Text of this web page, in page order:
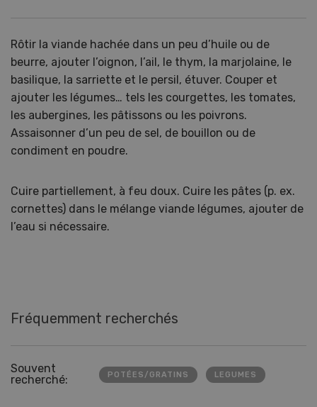
Rôtir la viande hachée dans un peu d’huile ou de
beurre, ajouter l’oignon, l’ail, le thym, la marjolaine, le
basilique, la sarriette et le persil, étuver. Couper et
ajouter les légumes… tels les courgettes, les tomates,
les aubergines, les pâtissons ou les poivrons.
Assaisonner d’un peu de sel, de bouillon ou de
condiment en poudre.
Cuire partiellement, à feu doux. Cuire les pâtes (p. ex.
cornettes) dans le mélange viande légumes, ajouter de
l’eau si nécessaire.
Fréquemment recherchés
Souvent
recherché:
POTÉES/GRATINS LEGUMES